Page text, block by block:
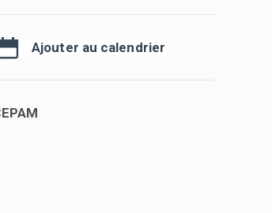
Ajouter au calendrier